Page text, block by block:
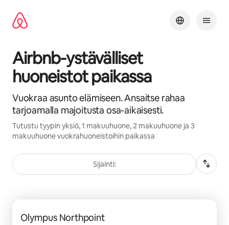
sisältö
väliin
Airbnb-ystävälliset
huoneistot paikassa
Vuokraa asunto elämiseen. Ansaitse rahaa
tarjoamalla majoitusta osa-aikaisesti.
Tutustu tyypin yksiö, 1 makuuhuone, 2 makuuhuone ja 3
makuuhuone vuokrahuoneistoihin paikassa
Sijainti:
Olympus Northpoint